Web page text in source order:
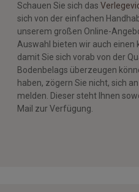
Schauen Sie sich das
sich von der einfachen
unserem großen Online-
Auswahl bieten wir auch einen
damit Sie sich vorab von der
Bodenbelags überzeugen
haben, zögern Sie nicht, sich
melden. Dieser steht Ihnen
Mail zur Verfügung.